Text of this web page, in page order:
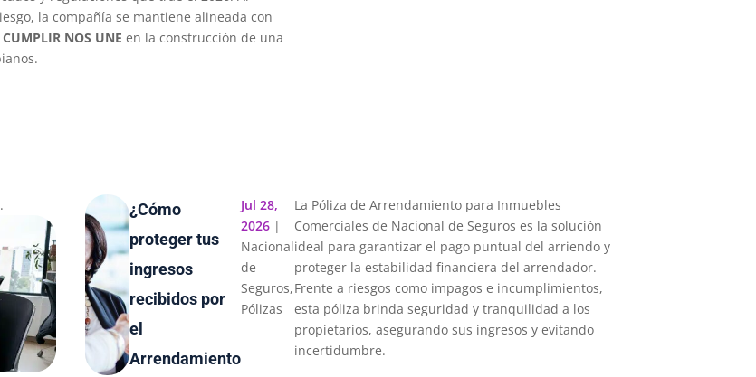
la compañía se mantiene alineada con
CUMPLIR NOS UNE en la construcción de una
¿Cómo
proteger tus
ingresos
recibidos por
el
Arrendamiento
Jul 28,
2026|
Nacional
de
Seguros,
Pólizas
La Póliza de Arrendamiento para Inmuebles
Comerciales de Nacional de Seguros es la solución
ideal para garantizar el pago puntual del arriendo y
proteger la estabilidad financiera del arrendador.
Frente a riesgos como impagos e incumplimientos,
esta póliza brinda seguridad y tranquilidad a los
propietarios, asegurando sus ingresos y evitando
incertidumbre.